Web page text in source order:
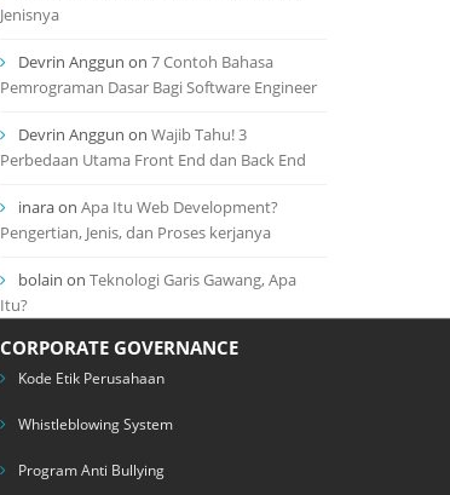
Jenisnya
Devrin Anggun on 7 Contoh Bahasa
Pemrograman Dasar Bagi Software Engineer
Devrin Anggun on Wajib Tahu! 3
Perbedaan Utama Front End dan Back End
inaraon Apa Itu Web Development?
Pengertian, Jenis, dan Proses kerjanya
bolain on Teknologi Garis Gawang, Apa
Itu?
CORPORATE GOVERNANCE
Kode Etik Perusahaan
Whistleblowing System
Program Anti Bullying